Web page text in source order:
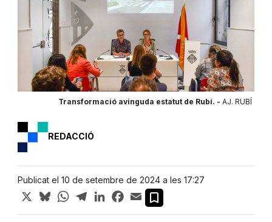
Transformació avinguda estatut de Rubí. - AJ. RUBÍ
REDACCIÓ
Publicat el 10 de setembre de 2024 a les 17:27
X BlueskyWhatsApp
TelegramLinkedInFacebook
Email